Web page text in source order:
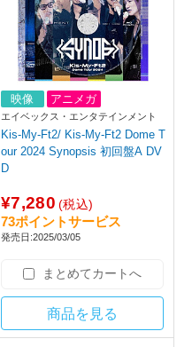
映像 アニメガ
エイベックス・エンタテインメント
Kis-My-Ft2/ Kis-My-Ft2 Dome T
our 2024 Synopsis 初回盤A DV
D
¥7,280 (税込)
73ポイントサービス
発売日:2025/03/05
まとめてカートへ
商品を見る